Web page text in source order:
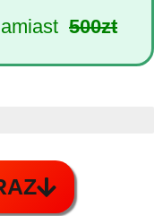
500zt